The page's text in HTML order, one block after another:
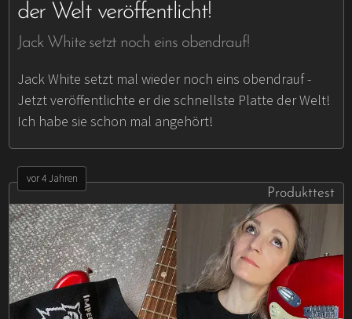
der Welt veröffentlicht!
Jack White setzt noch eins obendrauf!
Jack White setzt mal wieder noch eins obendrauf -
Jetzt veröffentlichte er die schnellste Platte der Welt!
Ich habe sie schon mal angehört!
vor 4 Jahren
Produkttest